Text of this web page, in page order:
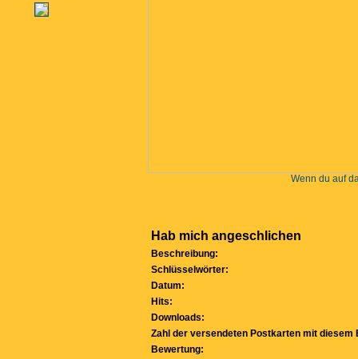
Wenn du auf
Hab mich angeschlichen
Beschreibung:
Schlüsselwörter:
Datum:
Hits:
Downloads:
Zahl der versendeten Postkarten mit diesem
Bewertung: